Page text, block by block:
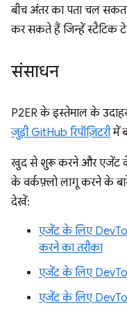
बीच अंतर का पता चल
कर सकते हैं जिन्हें स्टैटिक
संसाधन
P2ER के इस्तेमाल के
जुड़ी GitHub रिपॉज़िटरीमें
खुद से शुरू करने और एजेंट के
के वर्कफ़्लो लागू करने के
देखें:
एजेंट के लिए
करने का तरीका
एजेंट के लिए
एजेंट के लिए